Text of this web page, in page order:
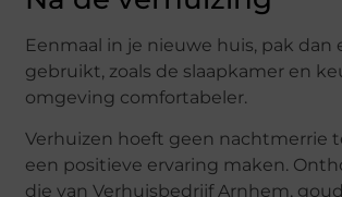
Eenmaal in je nieuwe huis, pak
gebruikt, zoals de slaapkamer en
omgeving comfortabeler.
Verhuizen hoeft geen nachtmerrie
een positieve ervaring maken.
die van Verhuisbedrijf Arnhem,